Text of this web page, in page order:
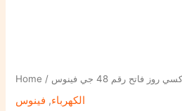
Home / فاتح رقم 48 جي فينوس
الكهرباء, فينوس